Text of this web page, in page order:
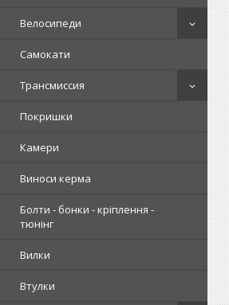
Велосипеди
Самокати
Трансмиссия
Покришки
Камери
Виноси керма
Болти - бонки - кріплення -
тюнінг
Вилки
Втулки